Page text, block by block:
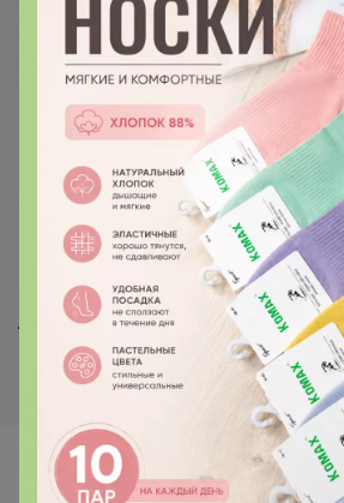
Колышек стеклопласт. 1,2м
(в ПВХ) d 8мм
420р
Круг
60см
Самые желанные